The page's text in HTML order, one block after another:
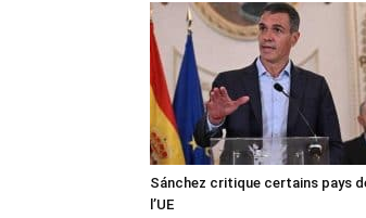
Sánchez critique certains pays
l’UE